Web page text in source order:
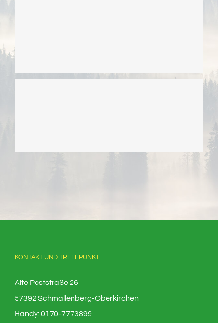
KONTAKT UND TREFFPUNKT:
Alte Poststraße 26
57392 Schmallenberg-Oberkirchen
Handy:0170-7773899